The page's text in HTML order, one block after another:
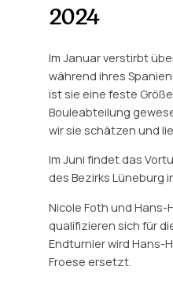
2024
Im Januar verstirbt
während ihres
ist sie eine feste
Bouleabteilung
wir sie schätzen und
Im Juni findet das
des Bezirks Lüneburg
Nicole Foth und Hans-
qualifizieren sich für
Endturnier wird Hans-
Froese ersetzt.